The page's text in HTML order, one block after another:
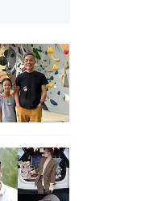
140多
来源：